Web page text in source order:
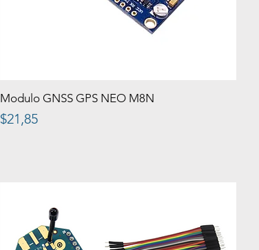
Modulo GNSS GPS NEO M8N
Precio
$21,85